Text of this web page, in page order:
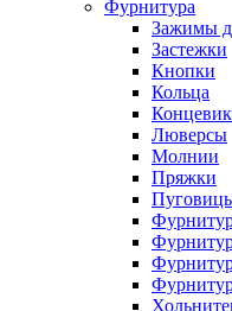
Фурнитура
Зажимы
Застежки
Кнопки
Кольца
Люверсы
Молнии
Пряжки